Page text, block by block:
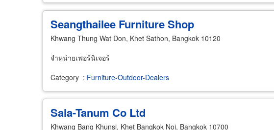
Seangthailee Furniture Shop
Khwang Thung Wat Don, Khet Sathon, Bangkok 10120
จำหน่ายเฟอร์นิเจอร์
Category : Furniture-Outdoor-Dealers
Sala-Tanum Co Ltd
Khwang Bang Khunsi, Khet Bangkok Noi, Bangkok 10700